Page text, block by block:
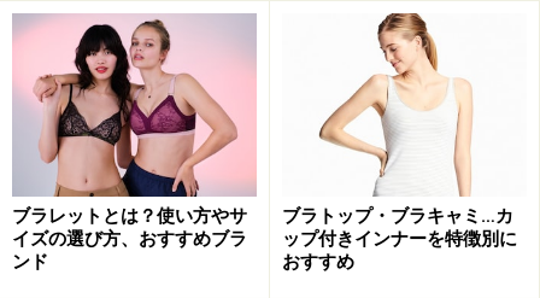
憧れのランジェリーです。
ブラレットとは？使い方やサ
イズの選び方、おすすめブラ
ンド
ブラトップ・ブラキャミ…カ
ップ付きインナーを特徴別に
おすすめ